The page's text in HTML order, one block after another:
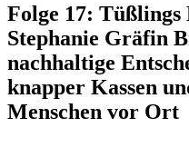
Folge 17:
Stephanie Gräfin
nachhaltige
knapper Kassen
Menschen vor Ort